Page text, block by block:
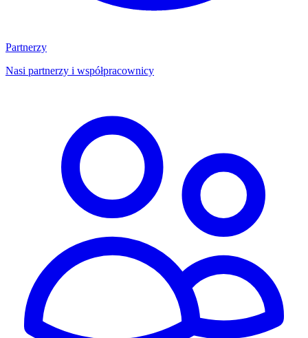
Partnerzy
Nasi partnerzy i współpracownicy